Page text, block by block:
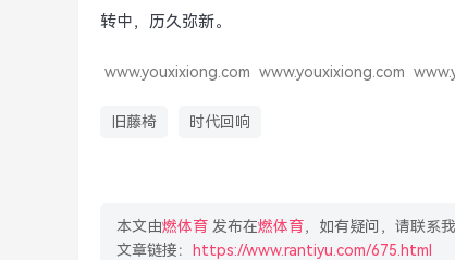
转中，历久弥新。
www.youxixiong.com www.youxixiong.com
旧藤椅 时代回响
本文由燃体育 发布在燃体育，如有疑问，请联系我
文章链接：
https://www.rantiyu.com/675.html